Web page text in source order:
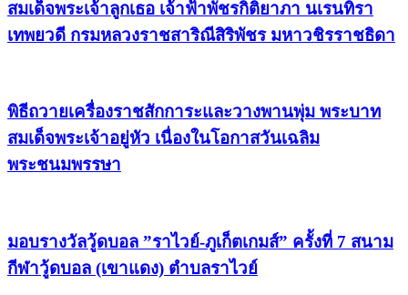
สมเด็จพระเจ้าลูกเธอ เจ้าฟ้าพัชรกิติยาภา นเรนทิรา
เทพยวดี กรมหลวงราชสาริณีสิริพัชร มหาวชิรราชธิดา
พิธีถวายเครื่องราชสักการะและวางพานพุ่ม พระบาท
สมเด็จพระเจ้าอยู่หัว เนื่องในโอกาสวันเฉลิม
พระชนมพรรษา
มอบรางวัลวู้ดบอล ”ราไวย์-ภูเก็ตเกมส์” ครั้งที่ 7 สนาม
กีฬาวู้ดบอล (เขาแดง) ตำบลราไวย์